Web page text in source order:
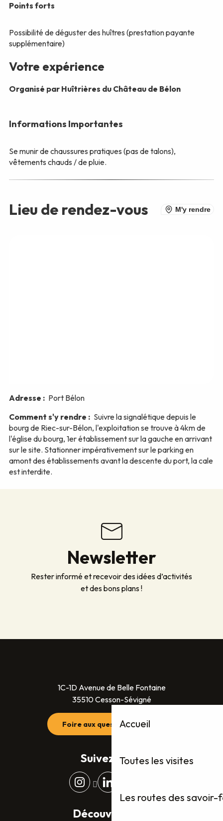
Accueil
Toutes les visites
Les routes des
Newsletter
Rester informé et recevoir des idées d’activités
et des bons plans !
1C-1D Avenue de Belle Fontaine
35510 Cesson-Sévigné
Foire aux questions (FAQ)
Suivez-nous
Découvrez plus